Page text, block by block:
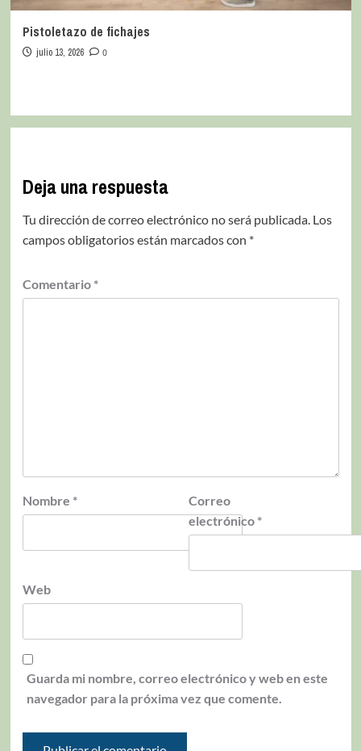
Pistoletazo de fichajes
julio 13, 2026 0
Deja una respuesta
Tu dirección de correo electrónico no será publicada. Los
campos obligatorios están marcados con *
Comentario *
Nombre *
Correo
electrónico *
Web
Guarda mi nombre, correo electrónico y web en este
navegador para la próxima vez que comente.